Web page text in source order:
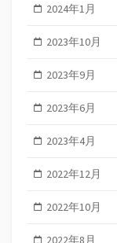
2024年1月
2023年10月
2023年9月
2023年6月
2023年4月
2022年12月
2022年10月
2022年8月